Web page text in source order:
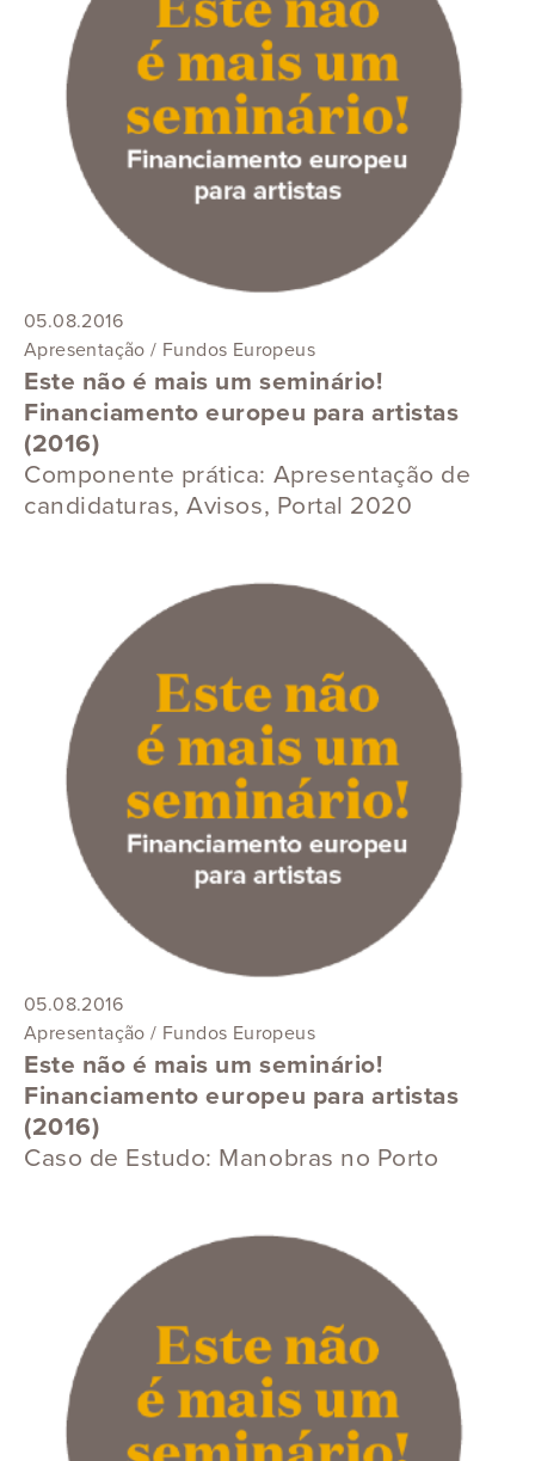
05.08.2016
Apresentação / Fundos Europeus
Este não é mais um seminário!
Financiamento europeu para artistas
(2016)
Componente prática: Apresentação de
candidaturas, Avisos, Portal 2020
05.08.2016
Apresentação / Fundos Europeus
Este não é mais um seminário!
Financiamento europeu para artistas
(2016)
Caso de Estudo: Manobras no Porto